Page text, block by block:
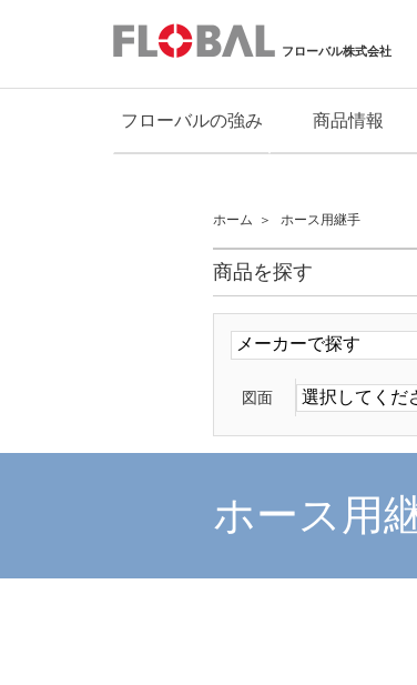
フローバル株式会社
フローバルの強み 商品情報
ホーム ホース用継手
商品を探す
図面
ホース用